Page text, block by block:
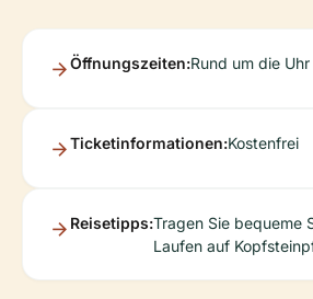
Öffnungszeiten:Rund um die
Ticketinformationen:Kostenfrei
Reisetipps:Tragen Sie bequeme
Laufen auf